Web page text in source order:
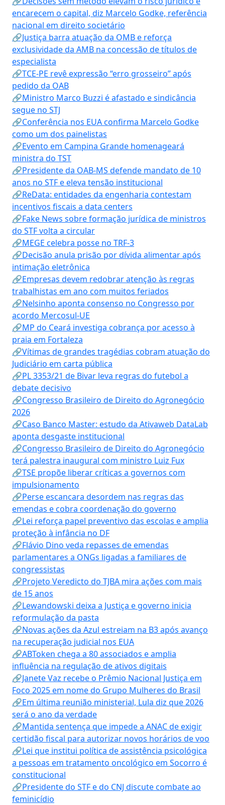
encarecem o capital, diz Marcelo Godke, referência
nacional em direito societário
🔗Justiça barra atuação da OMB e reforça
exclusividade da AMB na concessão de títulos de
especialista
🔗TCE-PE revê expressão “erro grosseiro” após
pedido da OAB
🔗Ministro Marco Buzzi é afastado e sindicância
segue no STJ
🔗Conferência nos EUA confirma Marcelo Godke
como um dos painelistas
🔗Evento em Campina Grande homenageará
ministra do TST
🔗Presidente da OAB-MS defende mandato de 10
anos no STF e eleva tensão institucional
🔗ReData: entidades da engenharia contestam
incentivos fiscais a data centers
🔗Fake News sobre formação jurídica de ministros
do STF volta a circular
🔗MEGE celebra posse no TRF-3
🔗Decisão anula prisão por dívida alimentar após
intimação eletrônica
🔗Empresas devem redobrar atenção às regras
trabalhistas em ano com muitos feriados
🔗Nelsinho aponta consenso no Congresso por
acordo Mercosul-UE
🔗MP do Ceará investiga cobrança por acesso à
praia em Fortaleza
🔗Vítimas de grandes tragédias cobram atuação do
Judiciário em carta pública
🔗PL 3353/21 de Bivar leva regras do futebol a
debate decisivo
🔗Congresso Brasileiro de Direito do Agronegócio
2026
🔗Caso Banco Master: estudo da Ativaweb DataLab
aponta desgaste institucional
🔗Congresso Brasileiro de Direito do Agronegócio
terá palestra inaugural com ministro Luiz Fux
🔗TSE propõe liberar críticas a governos com
impulsionamento
🔗Perse escancara desordem nas regras das
emendas e cobra coordenação do governo
🔗Lei reforça papel preventivo das escolas e amplia
proteção à infância no DF
🔗Flávio Dino veda repasses de emendas
parlamentares a ONGs ligadas a familiares de
congressistas
🔗Projeto Veredicto do TJBA mira ações com mais
de 15 anos
🔗Lewandowski deixa a Justiça e governo inicia
reformulação da pasta
🔗Novas ações da Azul estreiam na B3 após avanço
na recuperação judicial nos EUA
🔗ABToken chega a 80 associados e amplia
influência na regulação de ativos digitais
🔗Janete Vaz recebe o Prêmio Nacional Justiça em
Foco 2025 em nome do Grupo Mulheres do Brasil
🔗Em última reunião ministerial, Lula diz que 2026
será o ano da verdade
🔗Mantida sentença que impede a ANAC de exigir
certidão fiscal para autorizar novos horários de voo
🔗Lei que institui política de assistência psicológica
a pessoas em tratamento oncológico em Socorro é
constitucional
🔗Presidente do STF e do CNJ discute combate ao
feminicídio